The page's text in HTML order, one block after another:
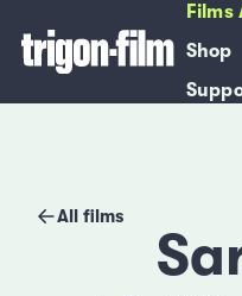
Films
Shop
All films